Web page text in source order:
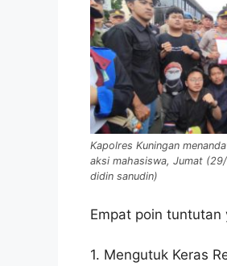
Kapolres Kuningan
aksi mahasiswa, Jumat
didin sanudin)
Empat poin
1. Mengutuk Keras